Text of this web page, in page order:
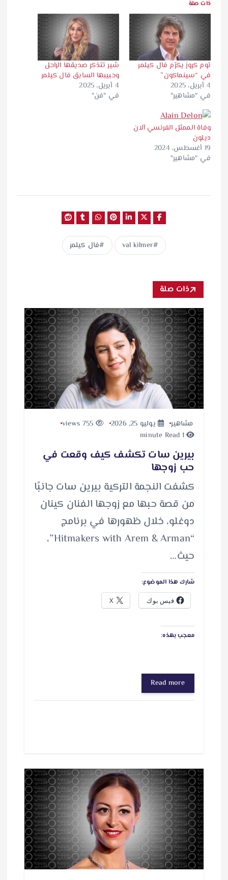
ذات صلة
توم كروز يكرّم فال كيلمر
في “سينماكون”
4 أبريل، 2025
في "مشاهير"
شير تتذكر صديقها الراحل
وحبيبها السابق فال كيلمر
4 أبريل، 2025
في "فن"
وفاة الممثل الفرنسي آلان
ديلون
19 أغسطس، 2024
في "مشاهير"
val kilmer فال كيلمر
ذات صلة
مشاهير يوليو 25, 2026
1 minute Read
بيرين سات تكشف كيف وقعت في
حب زوجها
كشفت النجمة التركية بيرين سات جانبًا
من قصة حبها مع زوجها الفنان كينان
دوغلو، خلال ظهورها في برنامج
“Hitmakers with Arem & Arman”،
حيث…
شارك هذا الموضوع:
فيس بوك X
معجب بهذه:
Read more